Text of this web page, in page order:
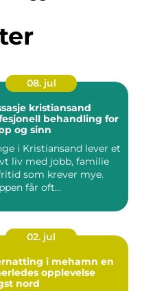
08. jul
kristiansand
behandling for
og sinn
i Kristiansand lever et
liv med jobb, familie
som krever mye.
får oft...
02. jul
i mehamn en
opplevelse
nord